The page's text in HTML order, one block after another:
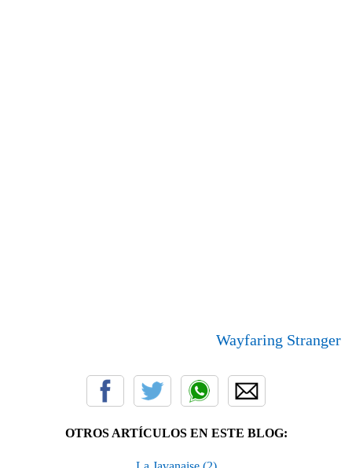
Wayfaring Stranger
OTROS ARTÍCULOS EN ESTE BLOG: